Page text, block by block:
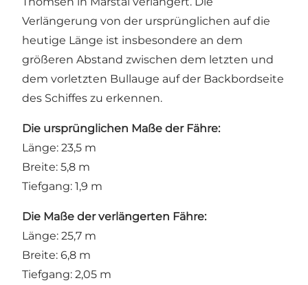
Verlängerung von der ursprünglichen auf die
heutige Länge ist insbesondere an dem
größeren Abstand zwischen dem letzten und
dem vorletzten Bullauge auf der Backbordseite
des Schiffes zu erkennen.
Die ursprünglichen Maße der Fähre:
Länge: 23,5 m
Breite: 5,8 m
Tiefgang: 1,9 m
Die Maße der verlängerten Fähre:
Länge: 25,7 m
Breite: 6,8 m
Tiefgang: 2,05 m